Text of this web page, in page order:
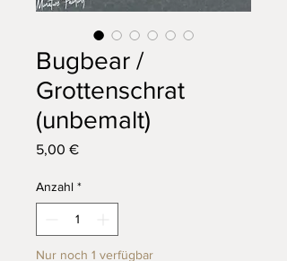
Bugbear /
Grottenschrat
(unbemalt)
5,00 €Preis
Anzahl *
Nur noch 1 verfügbar